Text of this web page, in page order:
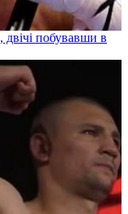
побувавши в